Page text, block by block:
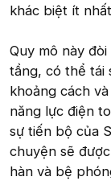
khác biệt ít
Quy mô này
tầng, có thể tái
khoảng cách
năng lực điện
sự tiến bộ của
chuyện sẽ
hàn và bệ